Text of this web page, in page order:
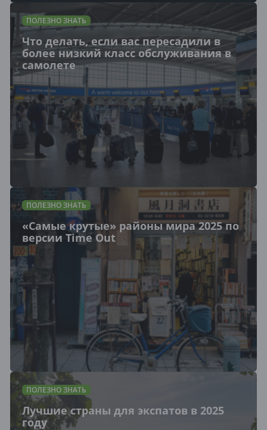
ПОЛЕЗНО ЗНАТЬ
Что делать, если вас пересадили в
более низкий класс обслуживания в
самолете
ПОЛЕЗНО ЗНАТЬ
«Самые крутые» районы мира 2025 по
версии Time Out
ПОЛЕЗНО ЗНАТЬ
Лучшие страны для экспатов в 2025
году